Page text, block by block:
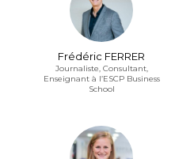
Frédéric FERRER
Journaliste, Consultant,
Enseignant à l’ESCP Business
School